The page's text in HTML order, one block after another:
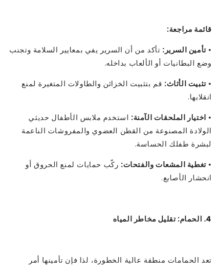
قائمة مراجعة:
تأمين السرير: تأكد من أن السرير يفي بمعايير السلامة وتجنب
وضع البطانيات أو الألعاب بداخله.
تثبيت الأثاث:قم بتثبيت الخزائن والطاولات المتغيرة لمنع
انقلابها.
اختيار الملحقات الآمنة:استخدم ملابس الأطفال حديثي
الولادة المصنوعة من القطن العضوي والمفروشات الناعمة
لبشرة طفلك الحساسة.
تغطية المشعات والفتحات:ركّب حمايات لمنع الحروق أو
انحشار الأصابع.
4. الحمام: تقليل مخاطر المياه
تعد الحمامات منطقة عالية الخطورة، لذا فإن تأمينها أمر